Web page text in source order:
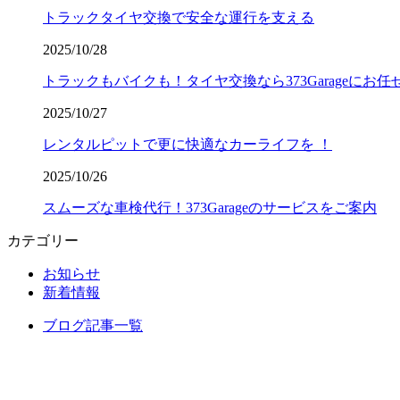
トラックタイヤ交換で安全な運行を支える
2025/10/28
トラックもバイクも！タイヤ交換なら373Garageにお任
2025/10/27
レンタルピットで更に快適なカーライフを ！
2025/10/26
スムーズな車検代行！373Garageのサービスをご案内
カテゴリー
お知らせ
新着情報
ブログ記事一覧